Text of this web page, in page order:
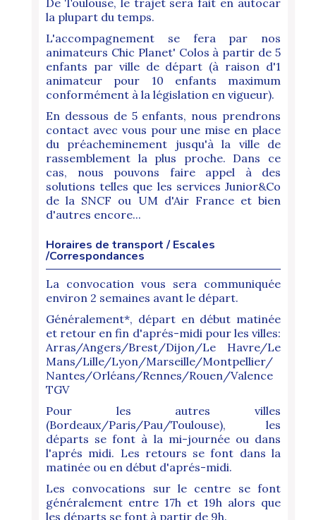
De Toulouse, le trajet sera fait en autocar
la plupart du temps.
L'accompagnement se fera par nos
animateurs Chic Planet' Colos à partir de 5
enfants par ville de départ (à raison d'1
animateur pour 10 enfants maximum
conformément à la législation en vigueur).
En dessous de 5 enfants, nous prendrons
contact avec vous pour une mise en place
du préacheminement jusqu'à la ville de
rassemblement la plus proche. Dans ce
cas, nous pouvons faire appel à des
solutions telles que les services Junior&Co
de la SNCF ou UM d'Air France et bien
d'autres encore...
Horaires de transport / Escales
/Correspondances
La convocation vous sera communiquée
environ 2 semaines avant le départ.
Généralement*, départ en début matinée
et retour en fin d'aprés-midi pour les villes:
Arras/Angers/Brest/Dijon/Le Havre/Le
Mans/Lille/Lyon/Marseille/Montpellier/
Nantes/Orléans/Rennes/Rouen/Valence
TGV
Pour les autres villes
(Bordeaux/Paris/Pau/Toulouse), les
départs se font à la mi-journée ou dans
l'aprés midi. Les retours se font dans la
matinée ou en début d'aprés-midi.
Les convocations sur le centre se font
généralement entre 17h et 19h alors que
les départs se font à partir de 9h.